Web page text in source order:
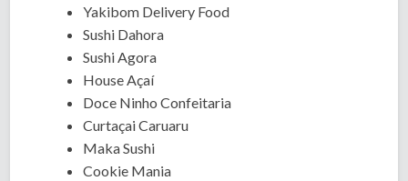
Yakibom Delivery Food
Sushi Dahora
Sushi Agora
House Açaí
Doce Ninho Confeitaria
Curtaçai Caruaru
Maka Sushi
Cookie Mania